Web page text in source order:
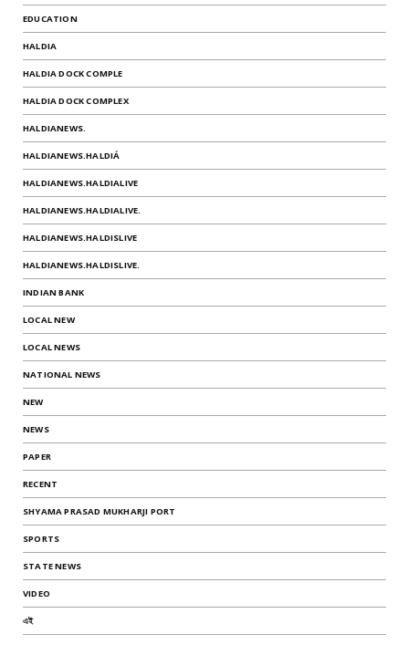
EDUCATION
HALDIA
HALDIA DOCK COMPLE
HALDIA DOCK COMPLEX
HALDIANEWS.
HALDIANEWS.HALDIÁ
HALDIANEWS.HALDIALIVE
HALDIANEWS.HALDIALIVE.
HALDIANEWS.HALDISLIVE
HALDIANEWS.HALDISLIVE.
INDIAN BANK
LOCAL NEW
LOCAL NEWS
NATIONAL NEWS
NEW
NEWS
PAPER
RECENT
SHYAMA PRASAD MUKHARJI PORT
SPORTS
STATE NEWS
VIDEO
এই